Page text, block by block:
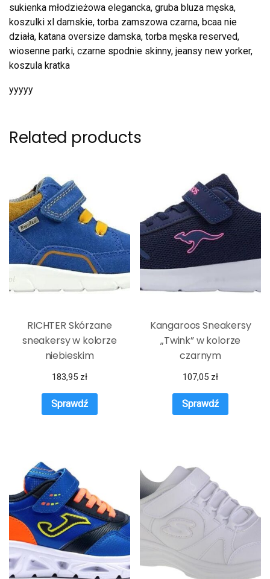
sukienka młodzieżowa elegancka, gruba bluza męska,
koszulki xl damskie, torba zamszowa czarna, bcaa nie
działa, katana oversize damska, torba męska reserved,
wiosenne parki, czarne spodnie skinny, jeansy new yorker,
koszula kratka
yyyyy
Related products
RICHTER Skórzane
sneakersy w kolorze
niebieskim
183,95 zł
Sprawdź
Kangaroos Sneakersy
„Twink” w kolorze
czarnym
107,05 zł
Sprawdź